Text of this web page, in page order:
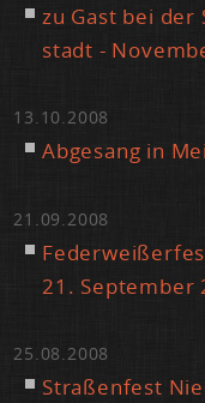
zu Gast bei
stadt -
13.10.2008
Ab­ge­sang in
21.09.2008
21. Sep­tem­ber
25.08.2008
Stra­ßen­fest